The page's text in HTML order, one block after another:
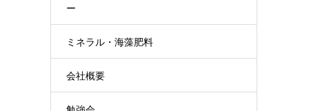
ー
ミネラル・海藻肥料
会社概要